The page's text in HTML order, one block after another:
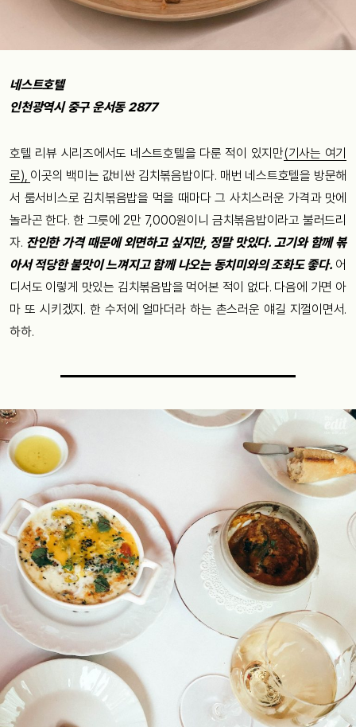
네스트호텔
인천광역시 중구 운서동 2877
호텔 리뷰 시리즈에서도 네스트호텔을 다룬 적이 있지만(기사는 여기
로), 이곳의 백미는 값비싼 김치볶음밥이다. 매번 네스트호텔을 방문해
서 룸서비스로 김치볶음밥을 먹을 때마다 그 사치스러운 가격과 맛에
놀라곤 한다. 한 그릇에 2만 7,000원이니 금치볶음밥이라고 불러드리
자. 잔인한 가격 때문에 외면하고 싶지만, 정말 맛있다. 고기와 함께 볶
아서 적당한 불맛이 느껴지고 함께 나오는 동치미와의 조화도 좋다. 어
디서도 이렇게 맛있는 김치볶음밥을 먹어본 적이 없다. 다음에 가면 아
마 또 시키겠지. 한 수저에 얼마더라 하는 촌스러운 얘길 지껄이면서.
하하.